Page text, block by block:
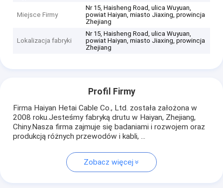
Miejsce Firmy
Nr 15, Haisheng Road, ulica Wuyuan,
powiat Haiyan, miasto Jiaxing, prowincja
Zhejiang
Lokalizacja fabryki
Nr 15, Haisheng Road, ulica Wuyuan,
powiat Haiyan, miasto Jiaxing, prowincja
Zhejiang
Profil Firmy
Firma Haiyan Hetai Cable Co., Ltd. została założona w
2008 roku.Jesteśmy fabryką drutu w Haiyan, Zhejiang,
Chiny.Nasza firma zajmuje się badaniami i rozwojem oraz
produkcją różnych przewodów i kabli, ...
Zobacz więcej